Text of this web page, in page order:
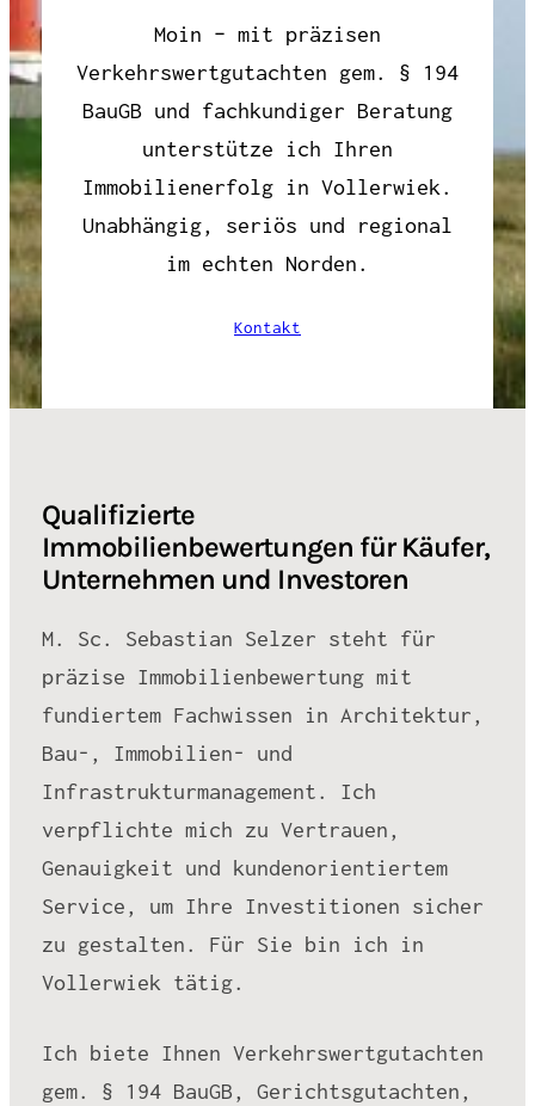
Moin – mit präzisen
Verkehrswertgutachten gem. § 194
BauGB und fachkundiger Beratung
unterstütze ich Ihren
Immobilienerfolg in Vollerwiek.
Unabhängig, seriös und regional
im echten Norden.
Kontakt
Qualifizierte
Immobilienbewertungen für Käufer,
Unternehmen und Investoren
M. Sc. Sebastian Selzer steht für
präzise Immobilienbewertung mit
fundiertem Fachwissen in Architektur,
Bau-, Immobilien- und
Infrastrukturmanagement. Ich
verpflichte mich zu Vertrauen,
Genauigkeit und kundenorientiertem
Service, um Ihre Investitionen sicher
zu gestalten. Für Sie bin ich in
Vollerwiek tätig.
Ich biete Ihnen Verkehrswertgutachten
gem. § 194 BauGB, Gerichtsgutachten,